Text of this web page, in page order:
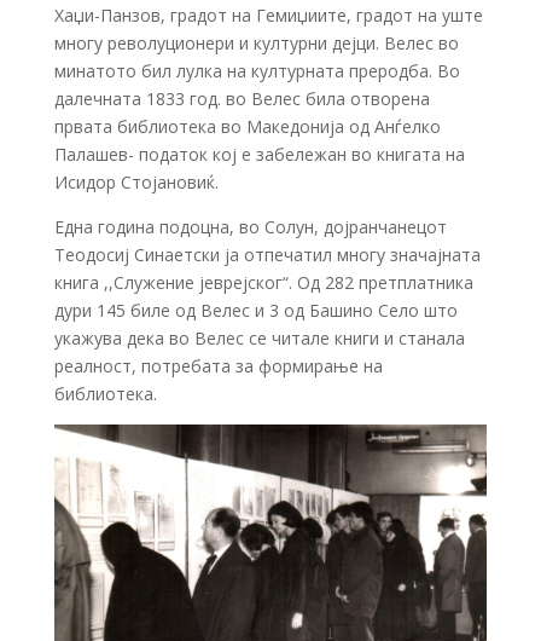
Хаџи-Панзов, градот на Гемиџиите, градот на уште
многу револуционери и културни дејци. Велес во
минатото бил лулка на културната преродба. Во
далечната 1833 год. во Велес била отворена
првата библиотека во Македонија од Анѓелко
Палашев- податок кој е забележан во книгата на
Исидор Стојановиќ.
Една година подоцна, во Солун, дојранчанецот
Теодосиј Синаетски ја отпечатил многу значајната
книга ,,Служение јеврејског“. Од 282 претплатника
дури 145 биле од Велес и 3 од Башино Село што
укажува дека во Велес се читале книги и станала
реалност, потребата за формирање на
библиотека.